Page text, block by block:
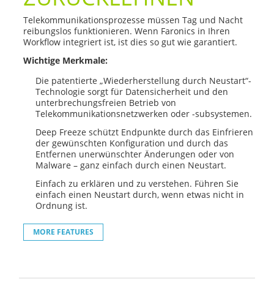
Telekommunikationsprozesse müssen Tag und Nacht
reibungslos funktionieren. Wenn Faronics in Ihren
Workflow integriert ist, ist dies so gut wie garantiert.
Wichtige Merkmale:
Die patentierte „Wiederherstellung durch Neustart“-
Technologie sorgt für Datensicherheit und den
unterbrechungsfreien Betrieb von
Telekommunikationsnetzwerken oder -subsystemen.
Deep Freeze schützt Endpunkte durch das Einfrieren
der gewünschten Konfiguration und durch das
Entfernen unerwünschter Änderungen oder von
Malware – ganz einfach durch einen Neustart.
Einfach zu erklären und zu verstehen. Führen Sie
einfach einen Neustart durch, wenn etwas nicht in
Ordnung ist.
MORE FEATURES